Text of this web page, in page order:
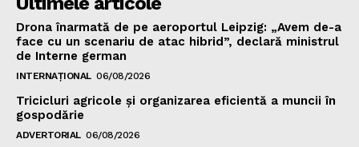
Drona înarmată de pe aeroportul Leipzig: „Avem de-a
face cu un scenariu de atac hibrid”, declară ministrul
de Interne german
INTERNAȚIONAL 06/08/2026
Tricicluri agricole și organizarea eficientă a muncii în
gospodărie
ADVERTORIAL 06/08/2026